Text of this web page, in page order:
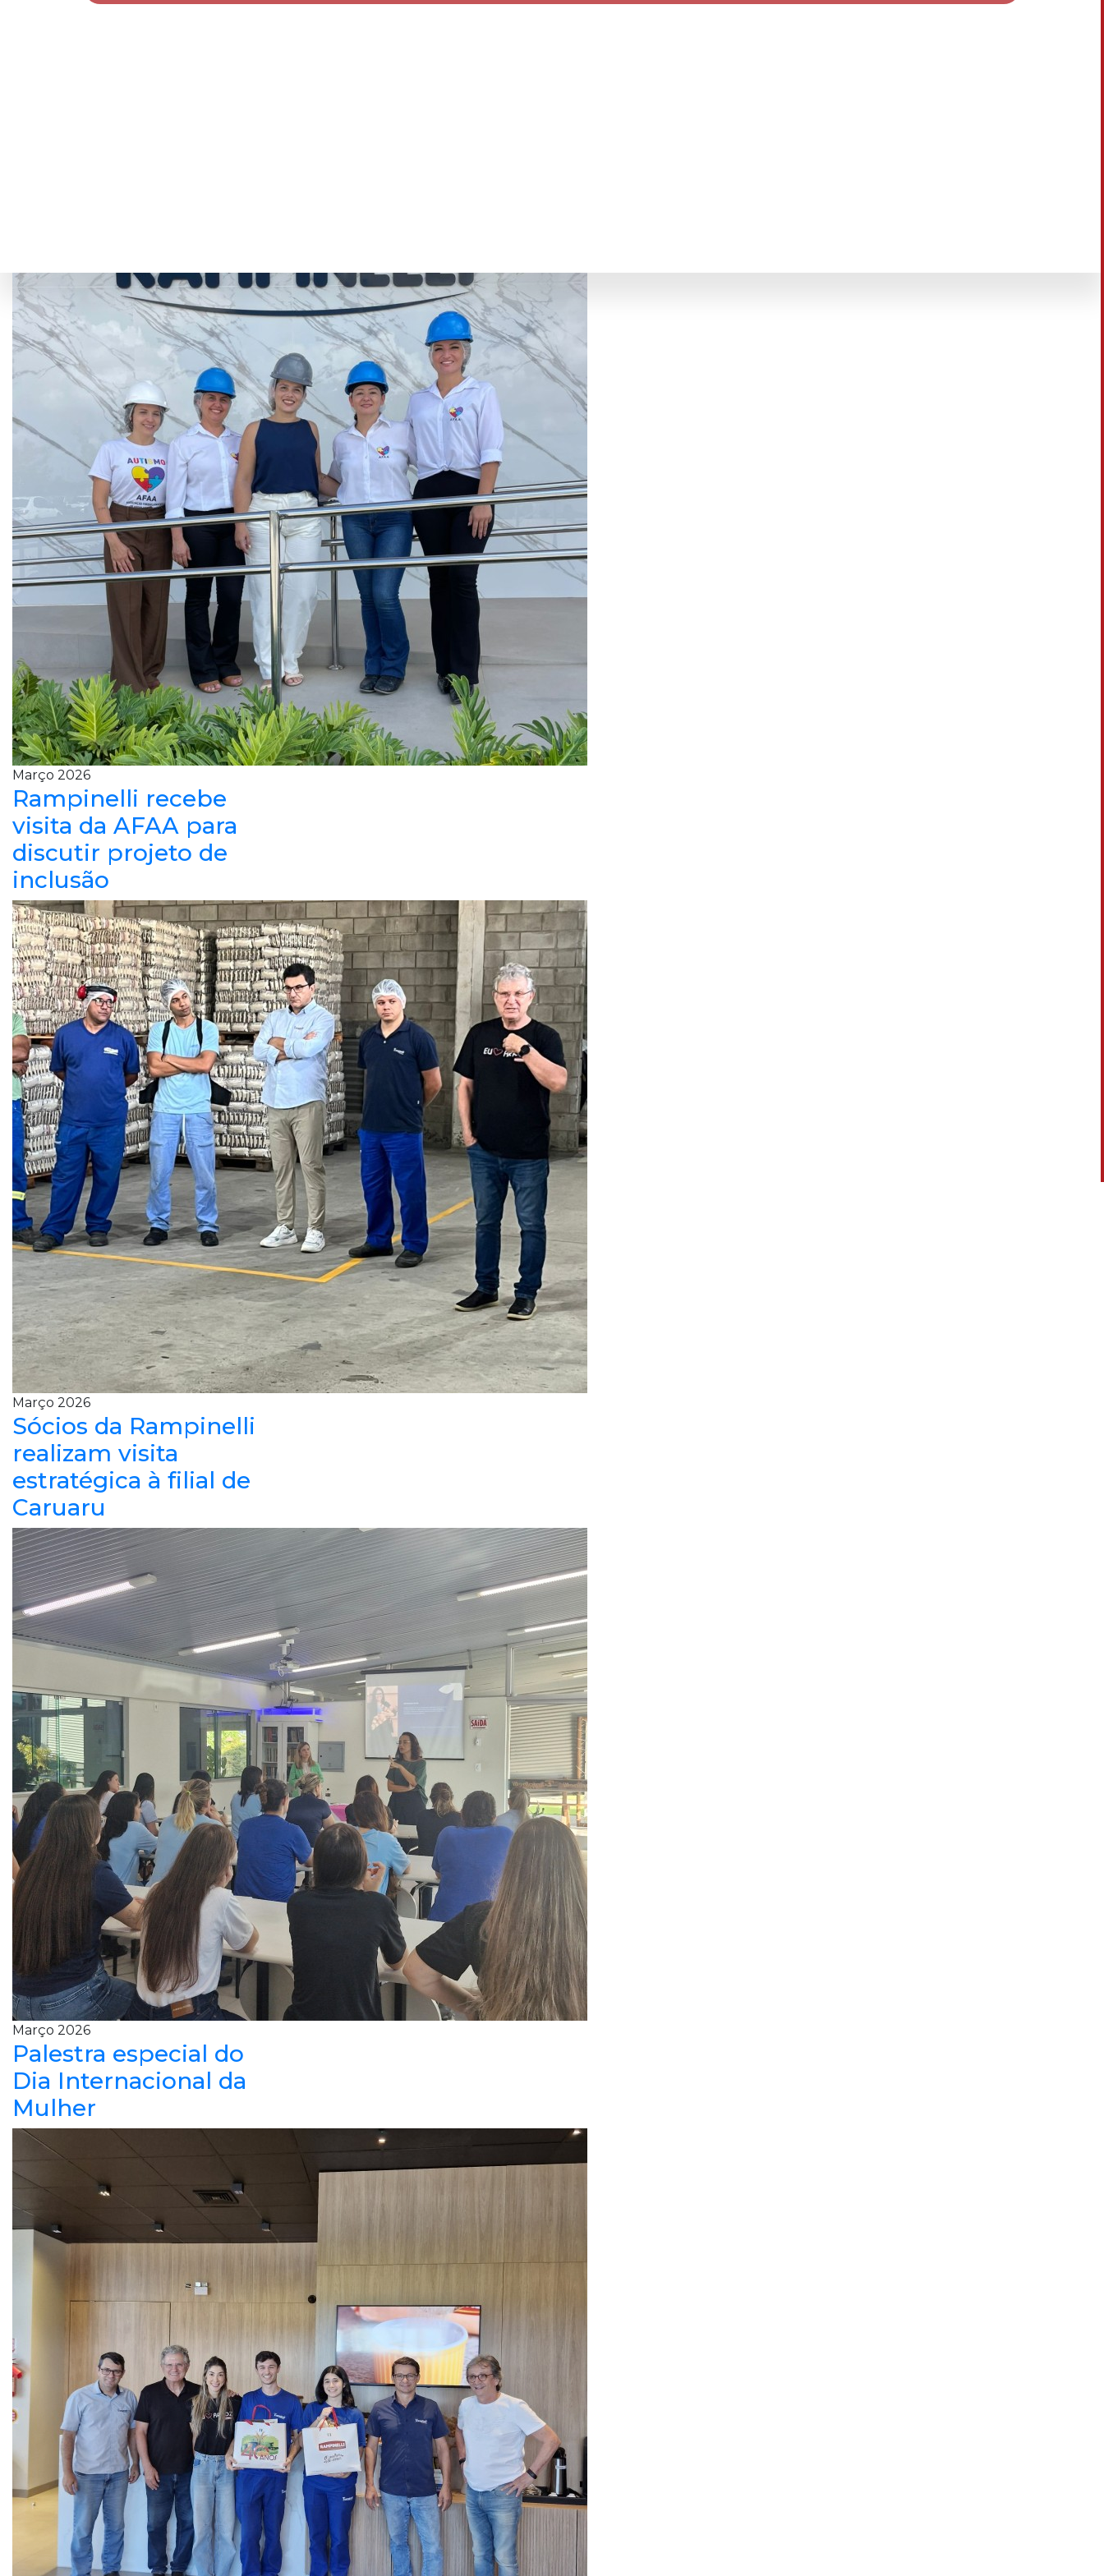
Março 2026
Rampinelli recebe
visita da AFAA para
discutir projeto de
inclusão
Março 2026
Sócios da Rampinelli
realizam visita
estratégica à filial de
Caruaru
Março 2026
Palestra especial do
Dia Internacional da
Mulher